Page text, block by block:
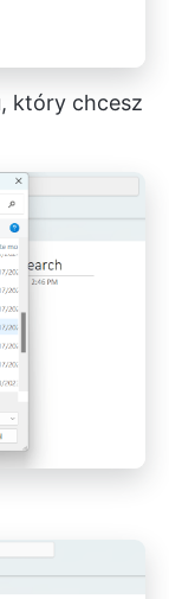
który chcesz